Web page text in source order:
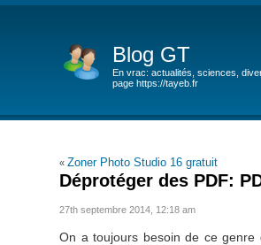
Blog GT
En vrac: actualités, sciences,
page https://tayeb.fr
«Zoner Photo Studio 16 gratuit
Déprotéger des PDF:
27th septembre 2014, 12:18 am
On a toujours besoin de ce genre